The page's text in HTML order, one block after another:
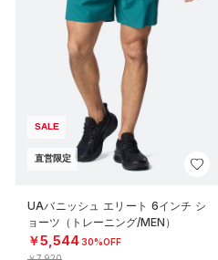
SALE
直営限定
UAバニッシュ エリート 6インチ シ
ョーツ（トレーニング/MEN）
￥5,54430%OFF